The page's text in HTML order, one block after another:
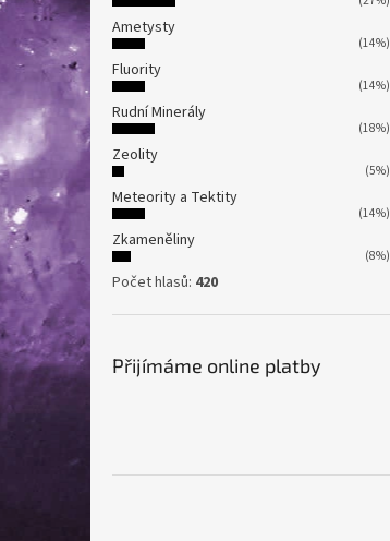
Ametysty
(14%)
Fluority
(14%)
Rudní Minerály
(18%)
Zeolity
(5%)
Meteority a Tektity
(14%)
Zkameněliny
(8%)
Počet hlasů: 420
Přijímáme online platby